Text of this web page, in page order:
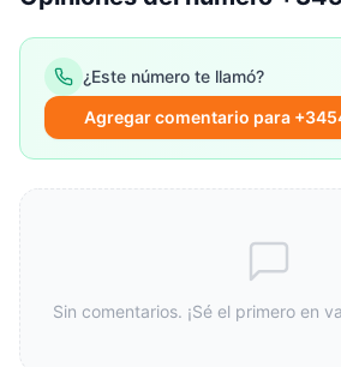
¿Este número te llamó?
Agregar comentario para
Sin comentarios. ¡Sé el primero en